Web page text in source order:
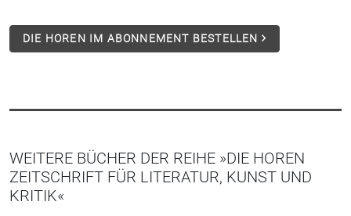
DIE HOREN IM ABONNEMENT BESTELLEN
WEITERE BÜCHER DER REIHE »DIE HOREN
ZEITSCHRIFT FÜR LITERATUR, KUNST UND
KRITIK«